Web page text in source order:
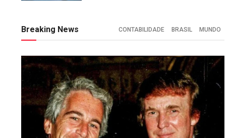
Breaking News CONTABILIDADE BRASIL MUNDO